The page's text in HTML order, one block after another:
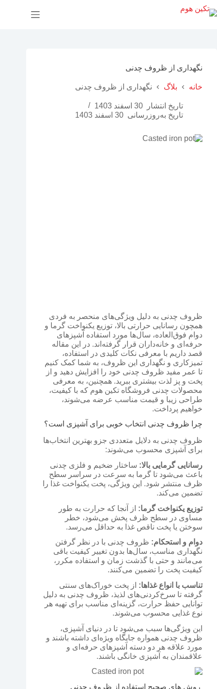
نگهداری از ظروف چدنی
خانه بلاگ نگهداری از ظروف چدنی
تاریخ انتشار
30 اسفند 1403
تاریخ به‌روزرسانی 30 اسفند 1403
ظروف چدنی به دلیل ویژگی‌های منحصر به فردی
همچون رسانایی حرارتی بالا، توزیع یکنواخت گرما و
دوام فوق‌العاده، سال‌ها مورد استفاده آشپزهای
حرفه‌ای و خانه‌داران قرار گرفته‌اند. در این مقاله
قصد داریم با معرفی نکات کلیدی در استفاده،
تمیزکاری و نگهداری این ظروف، به شما کمک کنیم
تا عمر مفید ظروف چدنی خود را افزایش دهید و از
پخت و پز لذت بیشتری ببرید. همچنین، به معرفی
محصولات چدنی فروشگاه تکین هوم که با کیفیت،
طراحی زیبا و قیمت مناسب عرضه می‌شوند،
خواهیم پرداخت.
چرا ظروف چدنی انتخاب خوبی برای آشپزی است؟
ظروف چدنی به دلایل متعددی جزو بهترین انتخاب‌ها
برای آشپزی محسوب می‌شوند:
رسانایی گرمایی بالا: ساختار ضخیم و فلزی چدنی
باعث می‌شود تا گرما به سرعت در سراسر سطح
ظرف منتشر شود. این ویژگی، پخت یکنواخت غذا را
تضمین می‌کند.
توزیع یکنواخت گرما: از آنجا که حرارت به طور
مساوی در سطح ظرف پخش می‌شود، خطر
سوختن یا پخت ناقص غذا به حداقل می‌رسد.
دوام و استحکام: ظروف چدنی با در نظر گرفتن
نگهداری مناسب، سال‌ها بدون تغییر کیفیت باقی
می‌مانند و حتی با گذشت زمان و استفاده مکرر،
کیفیت پخت را تضمین می‌کنند.
تناسب با انواع غذاها: از پخت خوراک‌های سنتی
گرفته تا سرخ‌کردنی‌های لذیذ، ظروف چدنی به دلیل
توانایی حفظ حرارت، گزینه‌ای مناسب برای تهیه هر
نوع غذایی محسوب می‌شوند.
این ویژگی‌ها سبب می‌شود تا در دنیای آشپزی،
ظروف چدنی همواره جایگاه ویژه‌ای داشته باشند و
مورد علاقه هر دو دسته آشپزهای حرفه‌ای و
علاقمندان به آشپزی خانگی باشند.
روش‌ های صحیح استفاده از ظروف چدنی